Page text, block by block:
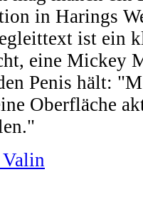
in Harings
ist ein
eine Mickey
Penis hält:
Oberfläche